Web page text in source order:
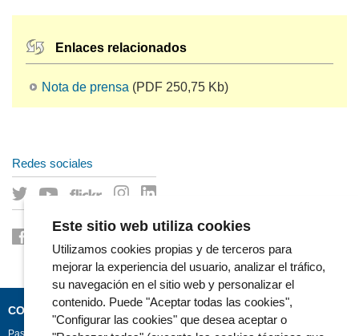
Enlaces relacionados
Nota de prensa (PDF 250,75 Kb)
Redes sociales
CONTACTO
Passeig Marítim 25-29 Barcelona 08003
Este sitio web utiliza cookies
Utilizamos cookies propias y de terceros para
mejorar la experiencia del usuario, analizar el tráfico,
su navegación en el sitio web y personalizar el
contenido. Puede "Aceptar todas las cookies",
"Configurar las cookies" que desea aceptar o